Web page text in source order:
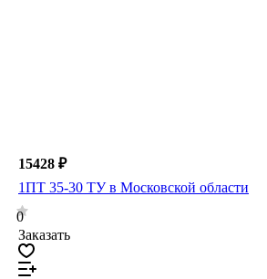
15428 ₽
1ПТ 35-30 ТУ в Московской области
0
Заказать